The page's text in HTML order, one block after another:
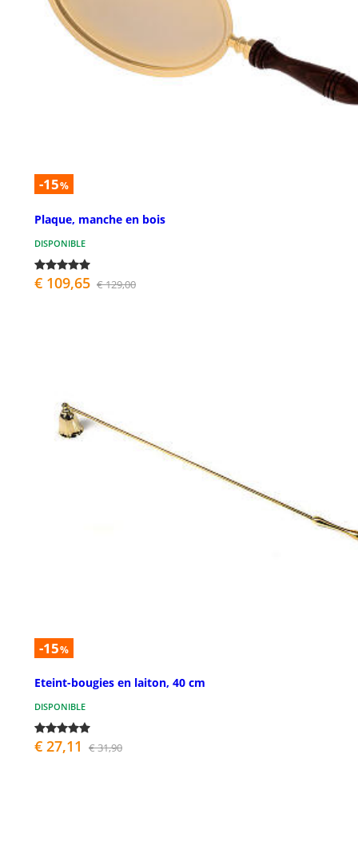
-15%
Plaque, manche en bois
DISPONIBLE
€ 109,65 € 129,00
-15%
Eteint-bougies en laiton, 40 cm
DISPONIBLE
€ 27,11 € 31,90